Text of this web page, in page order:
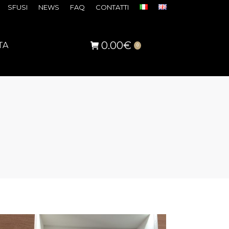
SFUSI NEWS FAQ CONTATTI
0.00€ 0